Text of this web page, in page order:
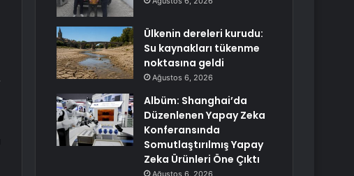
Ülkenin dereleri kurudu:
Su kaynakları tükenme
noktasına geldi
Ağustos 6, 2026
Albüm: Shanghai’da
Düzenlenen Yapay Zeka
Konferansında
Somutlaştırılmış Yapay
Zeka Ürünleri Öne Çıktı
Ağustos 6, 2026